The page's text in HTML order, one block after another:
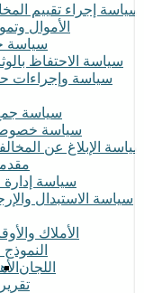
سياسة إجراء تقييم
الأموال
سياسة
سياسة الاحتفاظ
سياسة وإجراءات
سياسة
سياسة
سياسة الإبلاغ عن
سياسة
سياسة الاستبدال
الأملاك
اللجان